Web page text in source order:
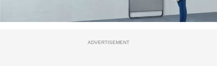
ADVERTISEMENT